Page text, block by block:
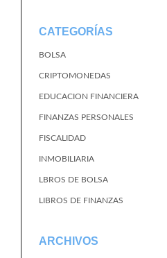
CATEGORÍAS
BOLSA
CRIPTOMONEDAS
EDUCACION FINANCIERA
FINANZAS PERSONALES
FISCALIDAD
INMOBILIARIA
LBROS DE BOLSA
LIBROS DE FINANZAS
ARCHIVOS